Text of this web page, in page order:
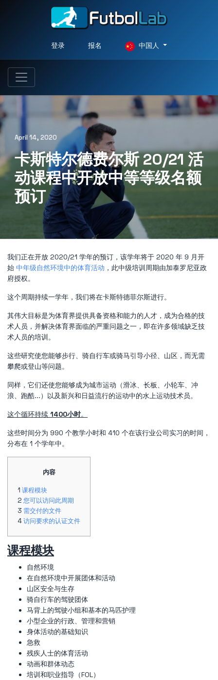
登录 报名 中国人
April 14, 2020
卡斯特尔德费尔斯 20/21 活
动课程中开放中等等级名额
预订
我们正在开放 2020/21 学年的预订，该学年将于 2020 年 9 月开
始 中年级自然环境中的体育活动 ，此中级培训周期由加泰罗尼亚政
府授权。
这个周期持续一学年，我们将在卡斯特德菲尔斯进行。
其伟大目标是为体育界提供具备资格和能力的人才，成为合格的技
术人员，并解决体育界面临的严重问题之一，即在许多领域缺乏技
术人员的培训。
这些研究使您能够步行、骑自行车或骑马引导小径、山区，而无需
攀爬或登山等问题。
同样，它们还使您能够成为城市运动（滑冰、长板、小轮车、冲
浪、跑酷...）以及新兴和日益流行的运动中的水上运动技术员。
这个循环持续 1400小时。
这些时间分为 990 个教学小时和 410 个在该行业公司实习的时间，
分布在 1 个学年中。
内容
课程模块
您可以访问此周期
需交付的文件
访问要求的认证文件
课程模块
自然环境
在自然环境中开展团体和活动
山区安全与生存
骑自行车的驾驶团体
马背上的驾驶小组和基本的马匹护理
小型企业的行政、管理和营销
身体活动的基础知识
急救
残疾人士的体育活动
动画和群体动态
培训和职业指导（FOL）